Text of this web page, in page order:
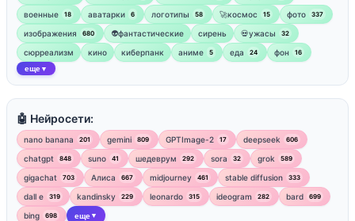
военные 18 аватарки 6 логотипы 58 🚀космос 15 фото 337
изображения 680 👽фантастические сирень 💀ужасы 32
сюрреализм кино киберпанк аниме 5 еда 24 фон 16
еще ▼
🤖 Нейросети:
nano banana 201 gemini 809 GPTImage-2 17 deepseek 606
chatgpt 848 suno 41 шедеврум 292 sora 32 grok 589
gigachat 703 Алиса 667 midjourney 461 stable diffusion 333
dall e 319 kandinsky 229 leonardo 315 ideogram 282 bard 699
bing 698 еще ▼